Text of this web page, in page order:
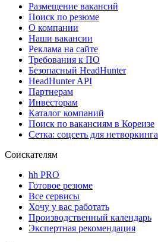
Размещение вакансий
Поиск по резюме
О компании
Наши вакансии
Реклама на сайте
Требования к ПО
Безопасный HeadHunter
HeadHunter API
Партнерам
Инвесторам
Каталог компаний
Поиск по вакансиям в Кореизе
Сетка: соцсеть для нетворкинга
Соискателям
hh PRO
Готовое резюме
Все сервисы
Хочу у вас работать
Производственный календарь
Экспертная рекомендация